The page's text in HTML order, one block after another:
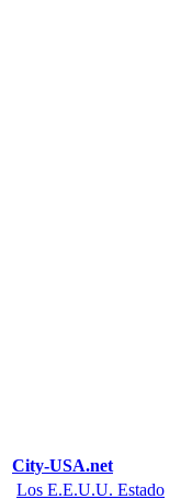
City-USA.net
Los E.E.U.U. Estado